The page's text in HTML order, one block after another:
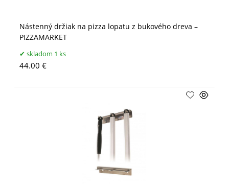
Nástenný držiak na pizza lopatu z bukového dreva –
PIZZAMARKET
skladom 1 ks
44.00 €